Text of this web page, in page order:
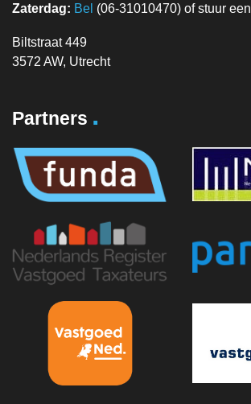
Zaterdag: Bel (06-31010470) of stuur een
Biltstraat 449
3572 AW, Utrecht
Partners .